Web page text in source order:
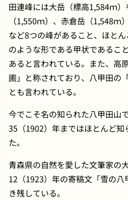
田連峰には大岳（標高1,584ｍ
（1,550ｍ）、赤倉岳（1,548ｍ
など8つの峰があること、ほと
のような形である甲状であるこ
あると言われている。また、高
圃」と称されており、八甲田の
とも言われている。
今でこそ名の知られた八甲田山
35（1902）年まではほとんど知
た。
青森県の自然を愛した文筆家の
12（1923）年の寄稿文「雪の
き残している。